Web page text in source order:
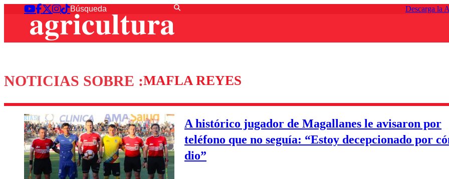
Descarga la
NOTICIAS SOBRE :MAFLA REYES
A histórico jugador de Magallanes le avisaron por
teléfono que no seguía: “Estoy decepcionado por
dio”